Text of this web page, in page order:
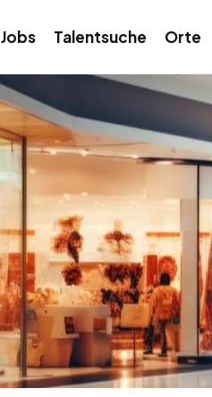
Jobs Talentsuche Orte